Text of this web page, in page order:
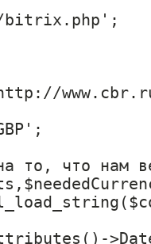
bitrix.php';
то, что нам